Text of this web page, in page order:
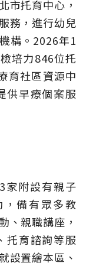
市托育中心，
務，進行幼兒
構。2026年1
培力846位托
育社區資源中
供早療個案服
家附設有親子
備有眾多教
、親職講座，
托育諮詢等服
設置繪本區、